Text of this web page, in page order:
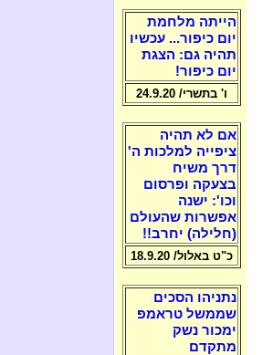
הייתה מלחמת
יום כיפור... עכשיו
תהיה גם: הצגת
יום כיפור!
ו' בתשרי/ 24.9.20
אם לא תהיה
ציפייה למלכות ה'
דרך משיח
בצעקה ופרסום
וכו': ישנה
אפשרות שהעולם
(חלילה) יחרב!!
כ"ט באלול/ 18.9.20
נתניהו הסכים
שממשל טראמפ
ימכור נשק
מתקדם